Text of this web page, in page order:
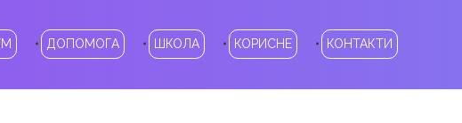
ДОПОМОГА ШКОЛА КОРИСНЕ КОНТАКТИ